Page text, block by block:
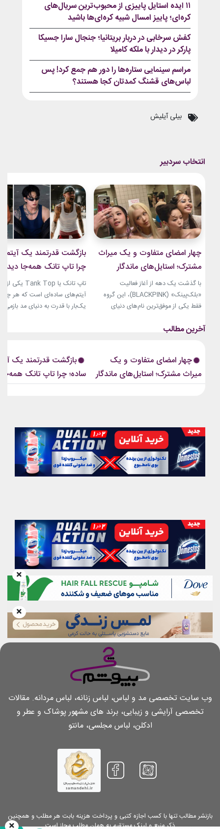
وب سایت تخصصی مد و لباس، لباس زنانه، لباس مردانه. مقالات
تخصصی آرایشی و زیبایی، برند های مشهور پوشاک و عطر و
ادکلن، لباس مجلسی، مانتو
بازنشر مطالب تنها با کسب اجازه کتبی و پرداخت هزینه بابت هر مطلب و همچنین
ذکر منبع و لینک مستقیم به همان مطلب مجاز است